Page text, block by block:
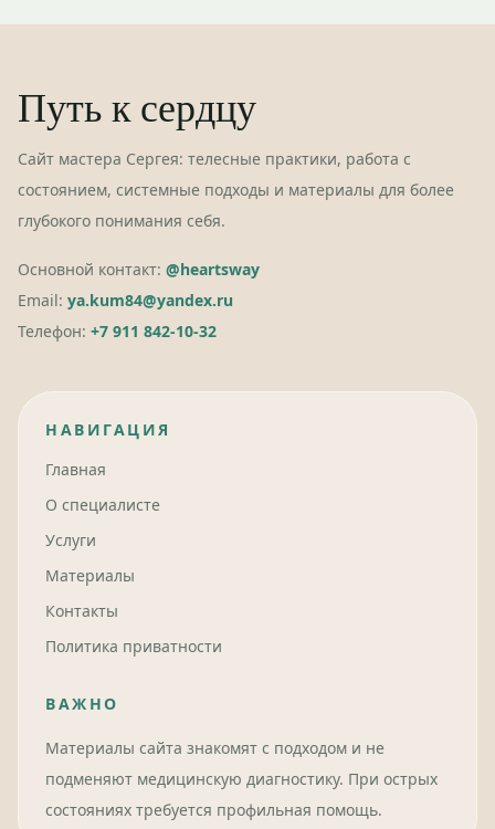
Путь к сердцу
Сайт мастера Сергея: телесные практики, работа с
состоянием, системные подходы и материалы для более
глубокого понимания себя.
Основной контакт: @heartsway
Email: ya.kum84@yandex.ru
Телефон: +7 911 842-10-32
НАВИГАЦИЯ
Главная
О специалисте
Услуги
Материалы
Контакты
Политика приватности
ВАЖНО
Материалы сайта знакомят с подходом и не
подменяют медицинскую диагностику. При острых
состояниях требуется профильная помощь.